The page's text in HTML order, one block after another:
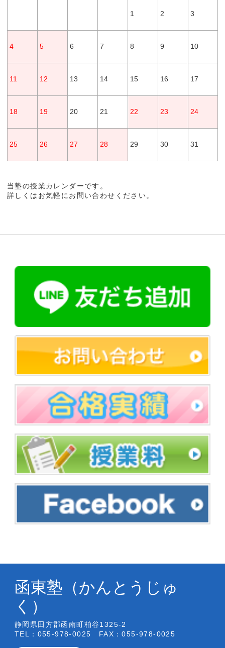
1 2 3
4 5 6 7 8 9 10
11 12 13 14 15 16 17
18 19 20 21 22 23 24
25 26 27 28 29 30 31
当塾の授業カレンダーです。
詳しくはお気軽にお問い合わせください。
函東塾（かんとうじゅ
く）
静岡県田方郡函南町柏谷1325-2
TEL：055-978-0025 FAX：055-978-0025